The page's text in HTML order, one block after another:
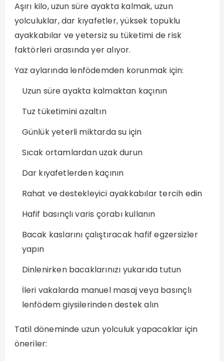
Aşırı kilo, uzun süre ayakta kalmak, uzun
yolculuklar, dar kıyafetler, yüksek topuklu
ayakkabılar ve yetersiz su tüketimi de risk
faktörleri arasında yer alıyor.
Yaz aylarında lenfödemden korunmak için:
Uzun süre ayakta kalmaktan kaçının
Tuz tüketimini azaltın
Günlük yeterli miktarda su için
Sıcak ortamlardan uzak durun
Dar kıyafetlerden kaçının
Rahat ve destekleyici ayakkabılar tercih edin
Hafif basınçlı varis çorabı kullanın
Bacak kaslarını çalıştıracak hafif egzersizler
yapın
Dinlenirken bacaklarınızı yukarıda tutun
İleri vakalarda manuel masaj veya basınçlı
lenfödem giysilerinden destek alın
Tatil döneminde uzun yolculuk yapacaklar için
öneriler: